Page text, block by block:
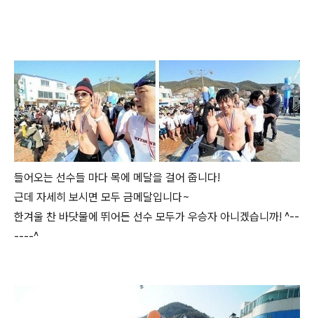
들어오는 선수들 마다 목에 메달을 걸어 줍니다!
근데 자세히 보시면 모두 금메달입니다~
한겨울 찬 바닷물에 뛰어든 선수 모두가 우승자 아니겠습니까! ^--
----^